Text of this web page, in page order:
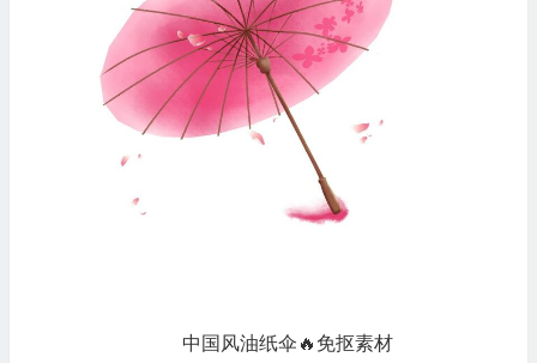
中国风油纸伞🔥免抠素材